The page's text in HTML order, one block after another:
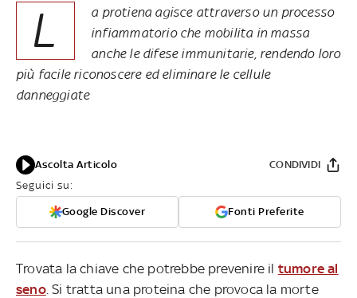
L
a protiena agisce attraverso un processo
infiammatorio che mobilita in massa
anche le difese immunitarie, rendendo loro
più facile riconoscere ed eliminare le cellule
danneggiate
Ascolta Articolo
Seguici su:
Google Discover Fonti Preferite
CONDIVIDI
Trovata la chiave che potrebbe prevenire il tumore al
seno. Si tratta una proteina che provoca la morte